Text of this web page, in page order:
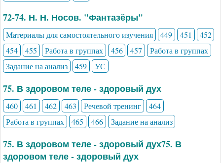
72-74. Н. Н. Носов. "Фантазёры"
Материалы для самостоятельного изучения 449 451
452
454
455 Работа в группах 456 457
Работа в группах
Задание на анализ
459 УС
75. В здоровом теле - здоровый дух
460 461 462 463 Речевой тренинг
464
Работа в группах
465 466 Задание на анализ
75. В здоровом теле - здоровый дух75. В
здоровом теле - здоровый дух